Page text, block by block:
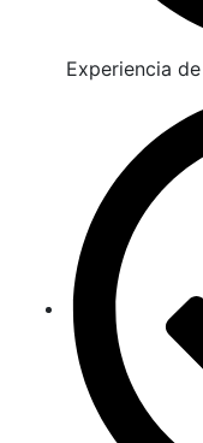
Experiencia